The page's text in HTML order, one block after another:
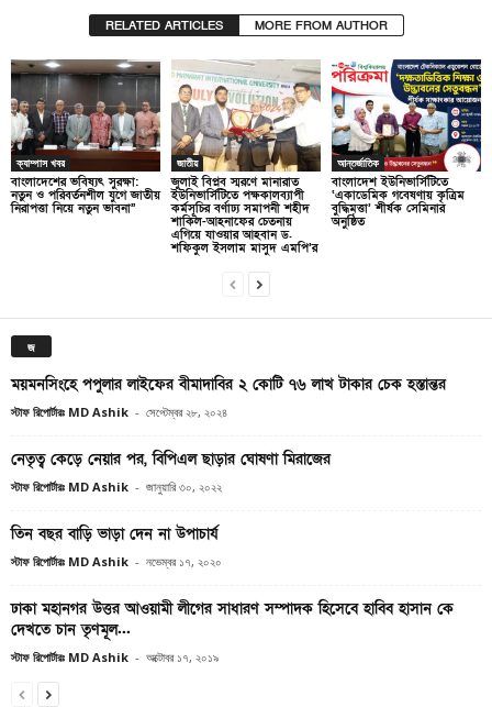
RELATED ARTICLES MORE FROM AUTHOR
ক্যাম্পাস খবর
বাংলাদেশের ভবিষ্যৎ সুরক্ষা:
নতুন ও পরিবর্তনশীল যুগে জাতীয়
নিরাপত্তা নিয়ে নতুন ভাবনা”
জাতীয়
জুলাই বিপ্লব স্মরণে মানারাত
ইউনিভার্সিটিতে পক্ষকালব্যাপী
কর্মসূচির বর্ণাঢ্য সমাপনী শহীদ
শাকিল-আহনাফের চেতনায়
এগিয়ে যাওয়ার আহবান ড.
শফিকুল ইসলাম মাসুদ এমপি’র
আন্তর্জাতিক
বাংলাদেশ ইউনিভার্সিটিতে
‘একাডেমিক গবেষণায় কৃত্রিম
বুদ্ধিমত্তা’ শীর্ষক সেমিনার
অনুষ্ঠিত
জ
ময়মনসিংহে পপুলার লাইফের বীমাদাবির ২ কোটি ৭৬ লাখ টাকার চেক হস্তান্তর
স্টাফ রিপোর্টারঃ MD Ashik - সেপ্টেম্বর ২৮, ২০২৪
নেতৃত্ব কেড়ে নেয়ার পর, বিপিএল ছাড়ার ঘোষণা মিরাজের
স্টাফ রিপোর্টারঃ MD Ashik - জানুয়ারি ৩০, ২০২২
তিন বছর বাড়ি ভাড়া দেন না উপাচার্য
স্টাফ রিপোর্টারঃ MD Ashik - নভেম্বর ১৭, ২০২০
ঢাকা মহানগর উত্তর আওয়ামী লীগের সাধারণ সম্পাদক হিসেবে হাবিব হাসান কে
দেখতে চান তৃণমূল...
স্টাফ রিপোর্টারঃ MD Ashik - অক্টোবর ১৭, ২০১৯